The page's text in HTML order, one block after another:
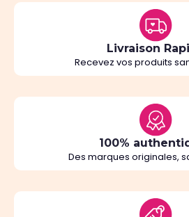
Livraison
Recevez vos produits
100%
Des marques originales,